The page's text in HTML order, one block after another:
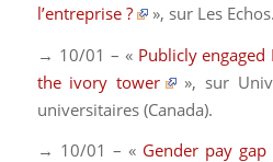
l’entreprise ?
», sur Les Echos.
→ 10/01 – « Publicly
the ivory tower
», sur
universitaires (Canada).
→ 10/01 – « Gender pay gap